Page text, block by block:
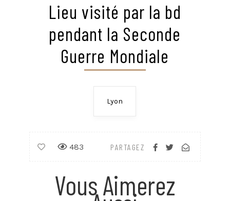
Lieu visité par la bd
pendant la Seconde
Guerre Mondiale
Lyon
PARTAGEZ
483
Vous Aimerez